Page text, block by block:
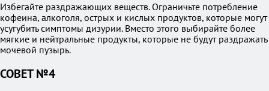
Избегайте раздражающих веществ. Ограничьте потребление
кофеина, алкоголя, острых и кислых продуктов, которые могут
усугубить симптомы дизурии. Вместо этого выбирайте более
мягкие и нейтральные продукты, которые не будут раздражать
мочевой пузырь.
СОВЕТ №4